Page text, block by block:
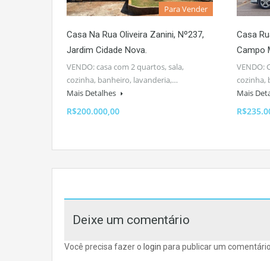
Para Vender
Casa Na Rua Oliveira Zanini, Nº237,
Jardim Cidade Nova.
VENDO: casa com 2 quartos, sala,
cozinha, banheiro, lavanderia,…
Mais Detalhes
R$200.000,00
Casa
Campo
VENDO:
cozinha,
Mais
Deixe um comentário
Você precisa fazer o login para publicar um comentário.